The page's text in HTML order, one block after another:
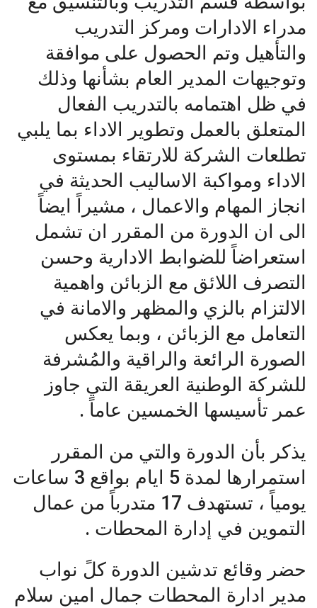
مدراء الادارات ومركز التدريب
والتأهيل وتم الحصول على موافقة
وتوجيهات المدير العام بشأنها وذلك
في ظل اهتمامه بالتدريب الفعال
المتعلق بالعمل وتطوير الاداء بما يلبي
تطلعات الشركة للارتقاء بمستوى
الاداء ومواكبة الاساليب الحديثة في
انجاز المهام والاعمال ، مشيراً ايضاً
الى ان الدورة من المقرر ان تشمل
استعراضاً للضوابط الادارية وحسن
التصرف اللائق مع الزبائن واهمية
الالتزام بالزي والمظهر والامانة في
التعامل مع الزبائن ، وبما يعكس
الصورة الرائعة والراقية والمُشرفة
للشركة الوطنية العريقة التي جاوز
عمر تأسيسها الخمسين عاماً .
يذكر بأن الدورة والتي من المقرر
استمرارها لمدة 5 ايام بواقع 3 ساعات
يومياً ، تستهدف 17 متدرباً من عمال
التموين في إدارة المحطات .
حضر وقائع تدشين الدورة كلً نواب
مدير ادارة المحطات جمال امين سلام